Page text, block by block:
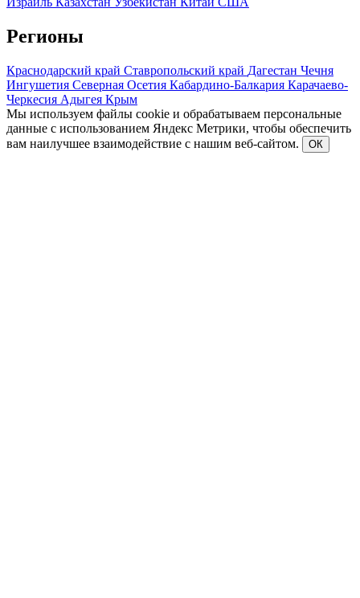
Регионы
Краснодарский край Ставропольский край Дагестан Чечня
Ингушетия Северная Осетия Кабардино-Балкария Карачаево-
Черкесия Адыгея Крым
Мы используем файлы cookie и обрабатываем персональные
данные с использованием Яндекс Метрики, чтобы обеспечить
вам наилучшее взаимодействие с нашим веб-сайтом.
ОК